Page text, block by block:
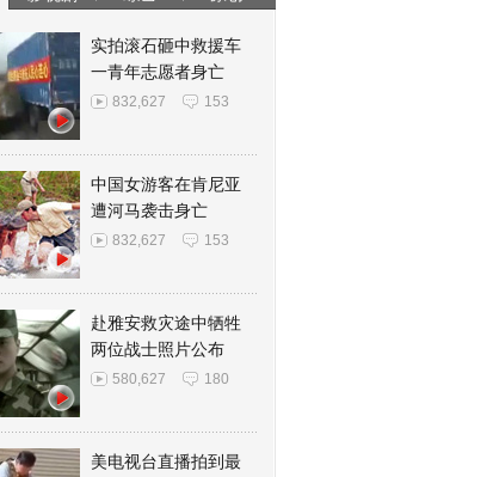
实拍滚石砸中救援车
一青年志愿者身亡
832,627 153
中国女游客在肯尼亚
遭河马袭击身亡
832,627 153
赴雅安救灾途中牺牲
两位战士照片公布
580,627 180
美电视台直播拍到最